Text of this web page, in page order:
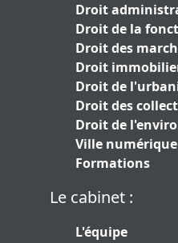
Droit
Droit de la
Droit des
Droit
Droit de
Droit des
Droit de
Ville numérique
Formations
Le cabinet :
L'équipe